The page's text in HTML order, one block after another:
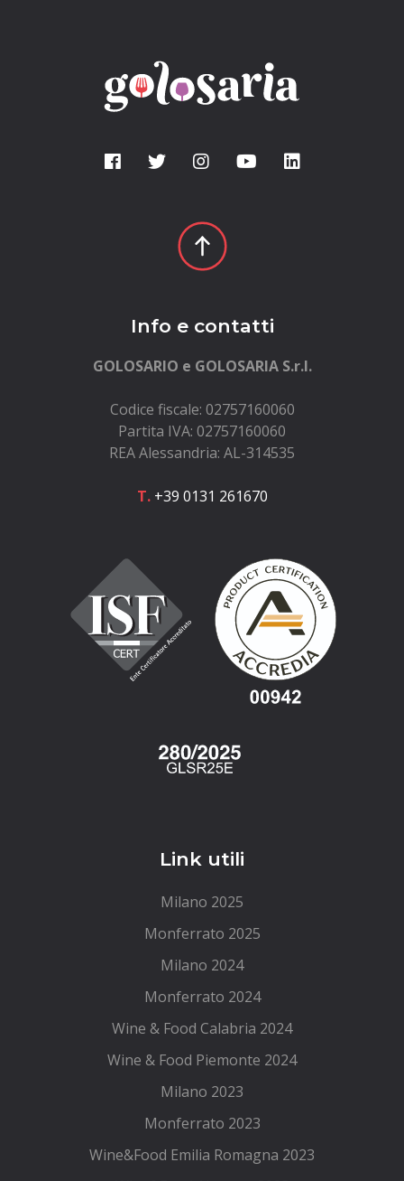
Info e contatti
GOLOSARIO e GOLOSARIA S.r.l.
Codice fiscale: 02757160060
Partita IVA: 02757160060
REA Alessandria: AL-314535
T.+39 0131 261670
Link utili
Milano 2025
Monferrato 2025
Milano 2024
Monferrato 2024
Wine & Food Calabria 2024
Wine & Food Piemonte 2024
Milano 2023
Monferrato 2023
Wine&Food Emilia Romagna 2023